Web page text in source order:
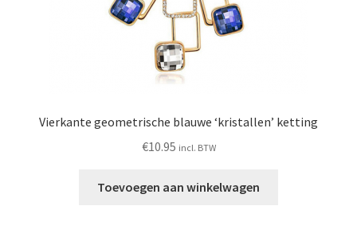
Vierkante geometrische blauwe ‘kristallen’ ketting
€10.95 incl. BTW
Toevoegen aan winkelwagen